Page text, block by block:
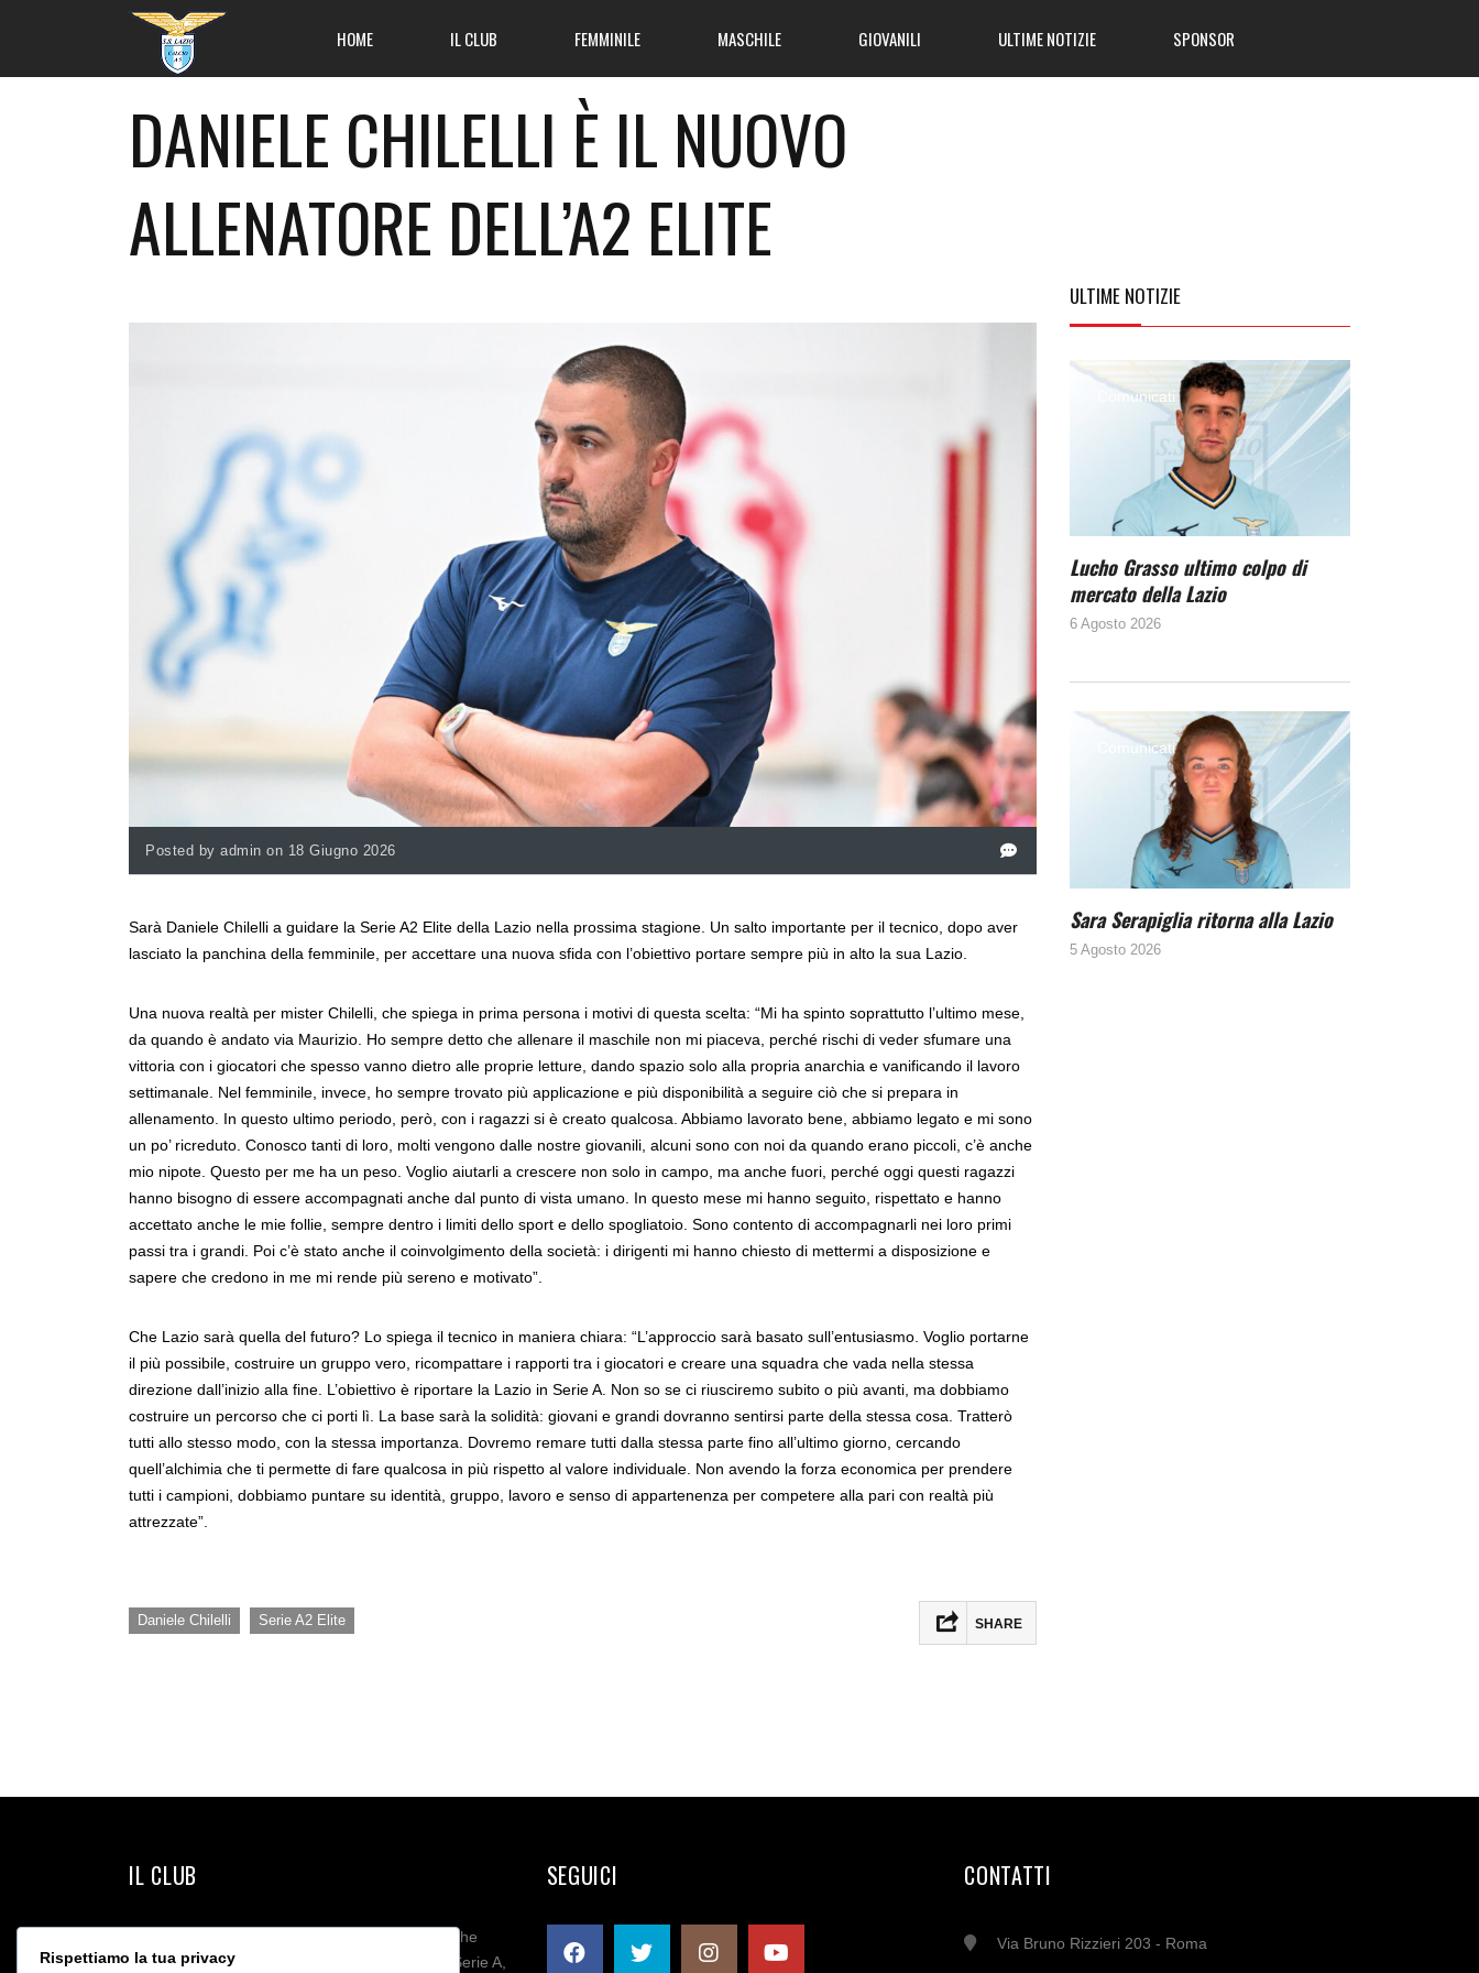
HOME IL CLUB FEMMINILE MASCHILE GIOVANILI ULTIME NOTIZIE SPONSOR
DANIELE CHILELLI È IL NUOVO
ALLENATORE DELL’A2 ELITE
Posted by admin on 18 Giugno 2026
Sarà Daniele Chilelli a guidare la Serie A2 Elite della Lazio nella prossima stagione. Un salto importante per il tecnico, dopo aver
lasciato la panchina della femminile, per accettare una nuova sfida con l’obiettivo portare sempre più in alto la sua Lazio.
Una nuova realtà per mister Chilelli, che spiega in prima persona i motivi di questa scelta: “Mi ha spinto soprattutto l’ultimo mese,
da quando è andato via Maurizio. Ho sempre detto che allenare il maschile non mi piaceva, perché rischi di veder sfumare una
vittoria con i giocatori che spesso vanno dietro alle proprie letture, dando spazio solo alla propria anarchia e vanificando il lavoro
settimanale. Nel femminile, invece, ho sempre trovato più applicazione e più disponibilità a seguire ciò che si prepara in
allenamento. In questo ultimo periodo, però, con i ragazzi si è creato qualcosa. Abbiamo lavorato bene, abbiamo legato e mi sono
un po’ ricreduto. Conosco tanti di loro, molti vengono dalle nostre giovanili, alcuni sono con noi da quando erano piccoli, c’è anche
mio nipote. Questo per me ha un peso. Voglio aiutarli a crescere non solo in campo, ma anche fuori, perché oggi questi ragazzi
hanno bisogno di essere accompagnati anche dal punto di vista umano. In questo mese mi hanno seguito, rispettato e hanno
accettato anche le mie follie, sempre dentro i limiti dello sport e dello spogliatoio. Sono contento di accompagnarli nei loro primi
passi tra i grandi. Poi c’è stato anche il coinvolgimento della società: i dirigenti mi hanno chiesto di mettermi a disposizione e
sapere che credono in me mi rende più sereno e motivato”.
Che Lazio sarà quella del futuro? Lo spiega il tecnico in maniera chiara: “L’approccio sarà basato sull’entusiasmo. Voglio portarne
il più possibile, costruire un gruppo vero, ricompattare i rapporti tra i giocatori e creare una squadra che vada nella stessa
direzione dall’inizio alla fine. L’obiettivo è riportare la Lazio in Serie A. Non so se ci riusciremo subito o più avanti, ma dobbiamo
costruire un percorso che ci porti lì. La base sarà la solidità: giovani e grandi dovranno sentirsi parte della stessa cosa. Tratterò
tutti allo stesso modo, con la stessa importanza. Dovremo remare tutti dalla stessa parte fino all’ultimo giorno, cercando
quell’alchimia che ti permette di fare qualcosa in più rispetto al valore individuale. Non avendo la forza economica per prendere
tutti i campioni, dobbiamo puntare su identità, gruppo, lavoro e senso di appartenenza per competere alla pari con realtà più
attrezzate”.
Daniele Chilelli Serie A2 Elite SHARE
ULTIME NOTIZIE
Comunicati
Lucho Grasso ultimo colpo di
mercato della Lazio
6 Agosto 2026
Comunicati
Sara Serapiglia ritorna alla Lazio
5 Agosto 2026
IL CLUB
La Lazio Calcio a 5 è una delle società più antiche
d’Italia. Può vantare una squadra femminile in Serie A,
SEGUICI CONTATTI
Via Bruno Rizzieri 203 - Roma
Rispettiamo la tua privacy